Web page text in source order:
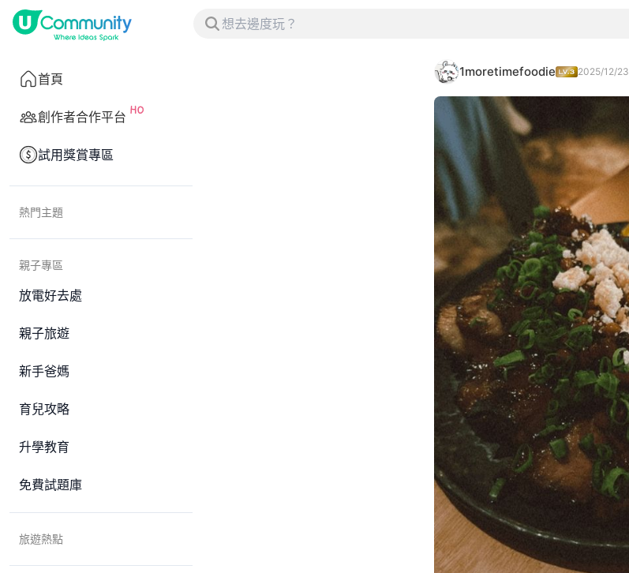
首頁
創作者合作平台
試用獎賞專區
熱門主題
親子專區
放電好去處
親子旅遊
新手爸媽
育兒攻略
升學教育
免費試題庫
旅遊熱點
1moretimefoodie 2025/12/23